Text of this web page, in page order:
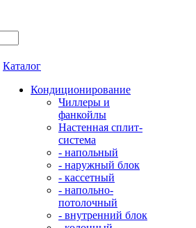
Каталог
Кондиционирование
Чиллеры и
фанкойлы
Настенная сплит-
система
- напольный
- наружный блок
- кассетный
- напольно-
потолочный
- внутренний блок